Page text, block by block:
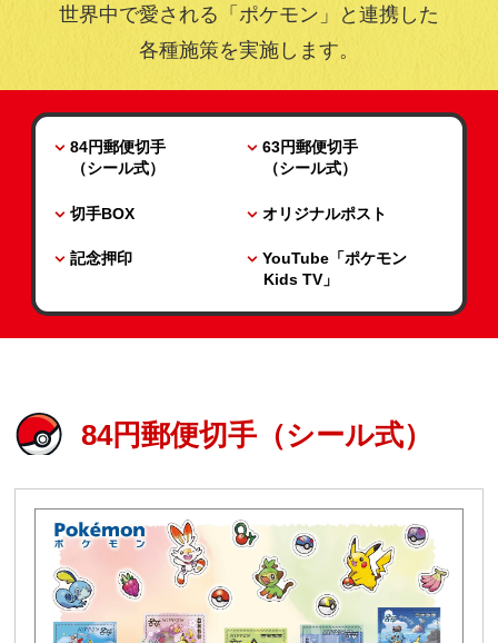
世界中で愛される「ポケモン」と連携した
各種施策を実施します。
84円郵便切手
（シール式）
63円郵便切手
（シール式）
切手BOX オリジナルポスト
記念押印
YouTube「ポケモン
Kids TV」
84円郵便切手（シール式）